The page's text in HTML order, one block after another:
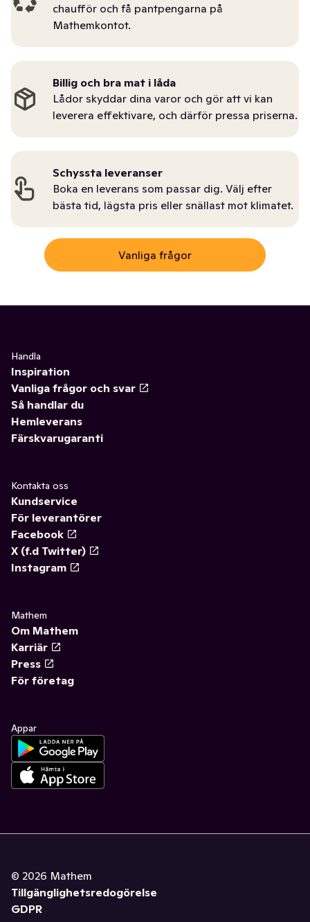
chaufför och få pantpengarna på
Mathemkontot.
Billig och bra mat i låda
Lådor skyddar dina varor och gör att vi kan
leverera effektivare, och därför pressa priserna.
Schyssta leveranser
Boka en leverans som passar dig. Välj efter
bästa tid, lägsta pris eller snällast mot klimatet.
Vanliga frågor
Handla
Inspiration
Vanliga frågor och svar
Så handlar du
Hemleverans
Färskvarugaranti
Kontakta oss
Kundservice
För leverantörer
Facebook
X (f.d Twitter)
Instagram
Mathem
Om Mathem
Karriär
Press
För företag
Appar
© 2026 Mathem
Tillgänglighetsredogörelse
GDPR